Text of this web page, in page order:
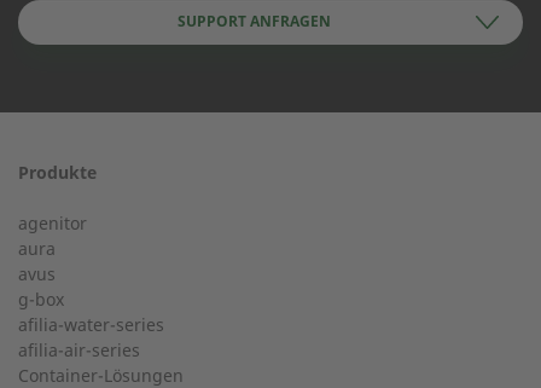
Postleitzahl
SUPPORT ANFRAGEN
Service Hotline für eine Installation ab 50 kW.
Produkte
agenitor
aura
avus
g-box
afilia-water-series
afilia-air-series
Container-Lösungen